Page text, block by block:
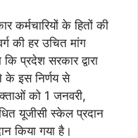
कर्मचारियों के हितों की
की हर उचित मांग
प्रदेश सरकार द्वारा
के इस निर्णय से
को 1 जनवरी,
यूजीसी स्केल प्रदान
किया गया है।